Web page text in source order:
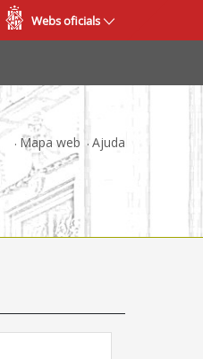
Webs oficials
Mapa web Ajuda